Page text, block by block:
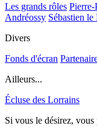
Les grands rôles
Andréossy Sébastien le
Divers
Fonds d'écran
Ailleurs...
Écluse des Lorrains
Si vous le désirez,